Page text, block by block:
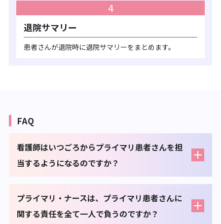
4
退院サマリー
患者さんが退院時に退院サマリーをまとめます。
FAQ
看護師はいつごろからプライマリ患者さんを担
当するようになるのですか？
プライマリ・ナースは、プライマリ患者さんに
関する責任を全て一人で負うのですか？